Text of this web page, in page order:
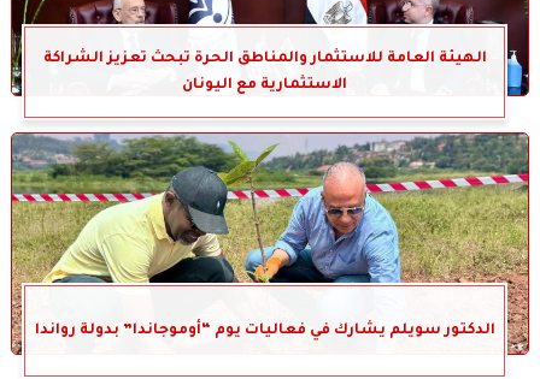
الهيئة العامة للاستثمار والمناطق الحرة تبحث تعزيز الشراكة
الاستثمارية مع اليونان
الدكتور سويلم يشارك في فعاليات يوم “أوموجاندا” بدولة رواندا